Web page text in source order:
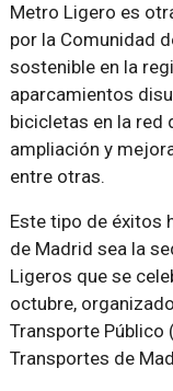
Metro Ligero es
por la Comunidad
sostenible en la
aparcamientos
bicicletas en la red
ampliación y
entre otras.
Este tipo de éxitos
de Madrid sea la
Ligeros que se
octubre,
Transporte Público
Transportes de